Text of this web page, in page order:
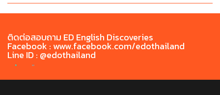
ติดต่อสอบถาม ED English Discoveries
Facebook : www.facebook.com/edothailand
Line ID : @edothailand